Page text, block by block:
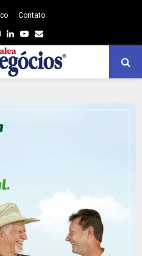
Contato
Instagram
LinkedinYoutube
Email